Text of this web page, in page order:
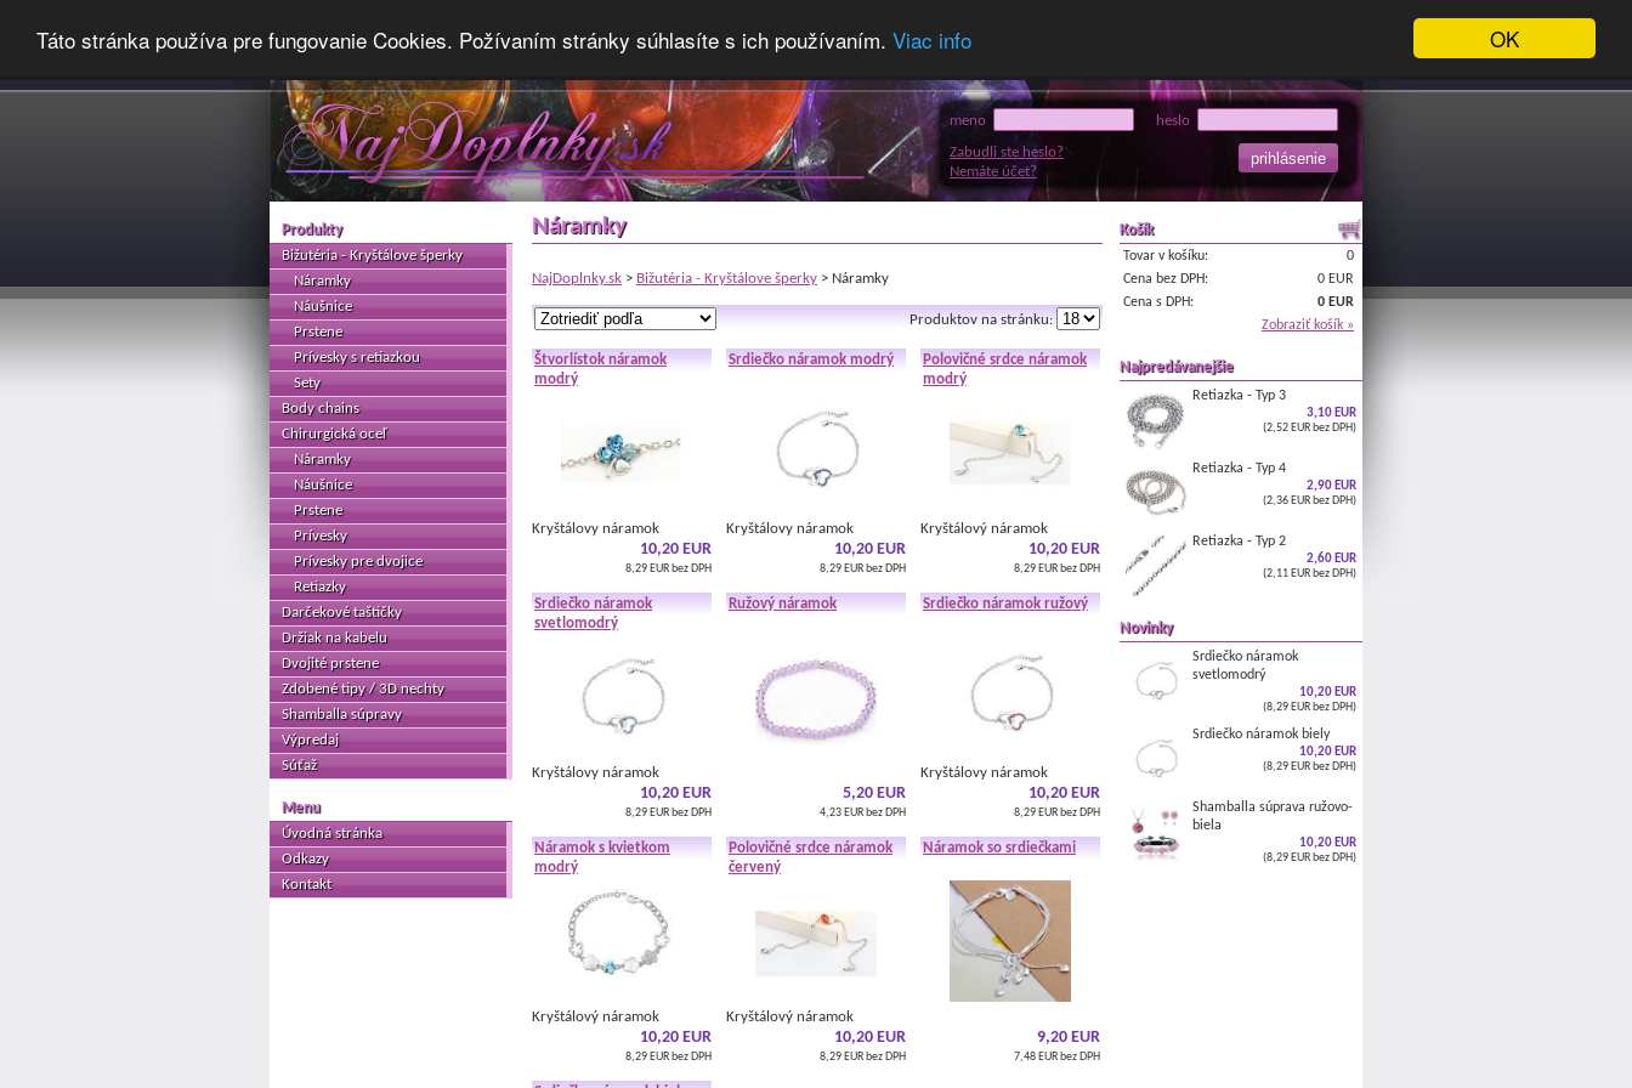
OK
Táto stránka používa pre fungovanie Cookies. Požívaním stránky súhlasíte s ich používaním. Viac info
meno
Zabudli ste heslo?
Nemáte účet?
heslo
Košík
Tovar v košíku:
0
Cena bez DPH:
0 EUR
Cena s DPH:
0 EUR
Zobraziť košík »
Najpredávanejšie
Retiazka - Typ 3
3,10 EUR
(2,52 EUR bez DPH)
Retiazka - Typ 4
2,90 EUR
(2,36 EUR bez DPH)
Retiazka - Typ 2
2,60 EUR
(2,11 EUR bez DPH)
Novinky
Srdiečko náramok
svetlomodrý
10,20 EUR
(8,29 EUR bez DPH)
Srdiečko náramok biely
10,20 EUR
(8,29 EUR bez DPH)
Shamballa súprava ružovo-
biela
10,20 EUR
(8,29 EUR bez DPH)
Náramky
NajDoplnky.sk > Bižutéria - Kryštálove šperky > Náramky
Produktov na stránku:
Štvorlístok náramok
modrý
Srdiečko náramok modrý
Polovičné srdce náramok
modrý
Kryštálovy náramok Kryštálovy náramok Kryštálový náramok
10,20 EUR
8,29 EUR bez DPH
10,20 EUR
8,29 EUR bez DPH
10,20 EUR
8,29 EUR bez DPH
Srdiečko náramok
svetlomodrý
Ružový náramok Srdiečko náramok ružový
Kryštálovy náramok Kryštálovy náramok
10,20 EUR
8,29 EUR bez DPH
5,20 EUR
4,23 EUR bez DPH
10,20 EUR
8,29 EUR bez DPH
Náramok s kvietkom
modrý
Polovičné srdce náramok
červený
Náramok so srdiečkami
Kryštálový náramok Kryštálový náramok
10,20 EUR
8,29 EUR bez DPH
10,20 EUR
8,29 EUR bez DPH
9,20 EUR
7,48 EUR bez DPH
Produkty
Bižutéria - Kryštálove šperky
Náramky
Náušnice
Prstene
Prívesky s retiazkou
Sety
Body chains
Chirurgická oceľ
Náramky
Náušnice
Prstene
Prívesky
Prívesky pre dvojice
Retiazky
Darčekové taštičky
Držiak na kabelu
Dvojité prstene
Zdobené tipy / 3D nechty
Shamballa súpravy
Výpredaj
Súťaž
Menu
Úvodná stránka
Odkazy
Kontakt